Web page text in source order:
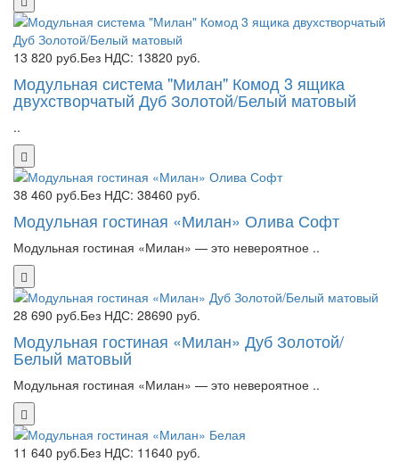
13 820 руб.Без НДС: 13820 руб.
Модульная система "Милан" Комод 3 ящика
двухстворчатый Дуб Золотой/Белый матовый
..
38 460 руб.Без НДС: 38460 руб.
Модульная гостиная «Милан» Олива Софт
Модульная гостиная «Милан» — это невероятное ..
28 690 руб.Без НДС: 28690 руб.
Модульная гостиная «Милан» Дуб Золотой/
Белый матовый
Модульная гостиная «Милан» — это невероятное ..
11 640 руб.Без НДС: 11640 руб.